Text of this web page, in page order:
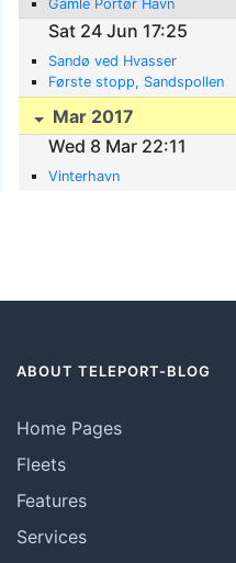
Gamle Portør Havn
Sat 24 Jun 17:25
Sandø ved Hvasser
Første stopp, Sandspollen
Mar 2017
Wed 8 Mar 22:11
Vinterhavn
ABOUT TELEPORT-BLOG
Home Pages
Fleets
Features
Services